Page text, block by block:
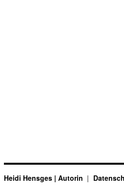
Heidi Hensges | Autorin